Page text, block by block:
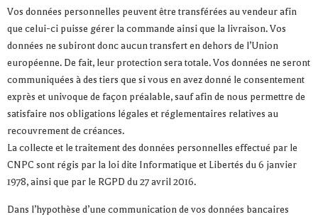
Vos données personnelles peuvent être transférées au vendeur afin
que celui-ci puisse gérer la commande ainsi que la livraison. Vos
données ne subiront donc aucun transfert en dehors de l’Union
européenne. De fait, leur protection sera totale. Vos données ne seront
communiquées à des tiers que si vous en avez donné le consentement
exprès et univoque de façon préalable, sauf afin de nous permettre de
satisfaire nos obligations légales et réglementaires relatives au
recouvrement de créances.
La collecte et le traitement des données personnelles effectué par le
CNPC sont régis par la loi dite Informatique et Libertés du 6 janvier
1978, ainsi que par le RGPD du 27 avril 2016.
Dans l’hypothèse d’une communication de vos données bancaires